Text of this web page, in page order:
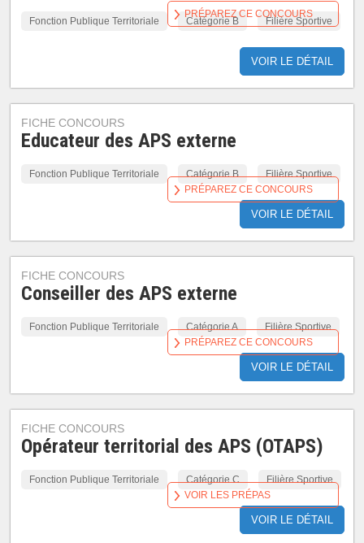
Fonction Publique Territoriale Catégorie B Filière Sportive
VOIR LE DÉTAIL
PRÉPAREZ CE CONCOURS
FICHE CONCOURS
Educateur des APS externe
Fonction Publique Territoriale Catégorie B Filière Sportive
VOIR LE DÉTAIL
PRÉPAREZ CE CONCOURS
FICHE CONCOURS
Conseiller des APS externe
Fonction Publique Territoriale Catégorie A Filière Sportive
VOIR LE DÉTAIL
PRÉPAREZ CE CONCOURS
FICHE CONCOURS
Opérateur territorial des APS (OTAPS)
Fonction Publique Territoriale Catégorie C Filière Sportive
VOIR LE DÉTAIL
VOIR LES PRÉPAS